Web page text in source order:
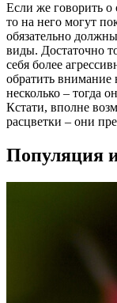
Если же говорить о
то на него могут
обязательно
виды. Достаточно
себя более
обратить внимание
несколько – тогда
Кстати, вполне
расцветки – они
Популяция